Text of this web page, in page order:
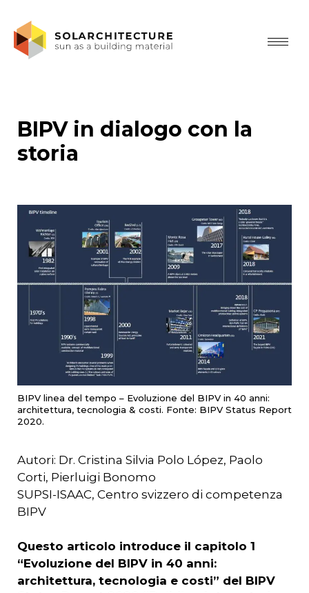
BIPV in dialogo con la
storia
BIPV linea del tempo – Evoluzione del BIPV in 40 anni:
architettura, tecnologia & costi. Fonte: BIPV Status Report
2020.
Autori: Dr. Cristina Silvia Polo López, Paolo
Corti, Pierluigi Bonomo
SUPSI-ISAAC, Centro svizzero di competenza
BIPV
Questo articolo introduce il capitolo 1
“Evoluzione del BIPV in 40 anni:
architettura, tecnologia e costi” del BIPV